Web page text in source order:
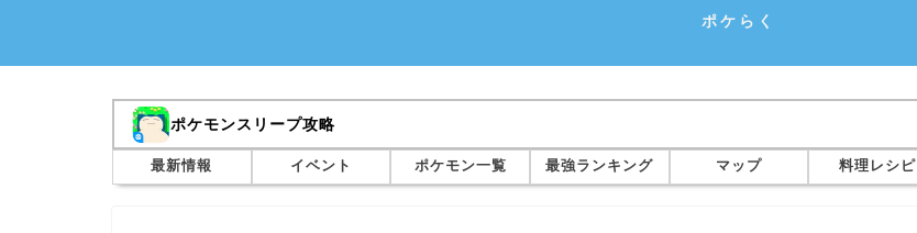
ポケらく
ポケモンスリープ攻略
最新情報 イベント ポケモン一覧 最強ランキング マップ 料理レシピ